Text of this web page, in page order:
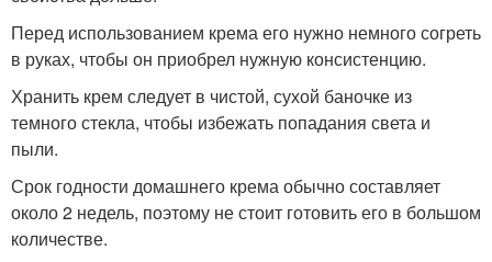
Перед использованием крема его нужно немного согреть
в руках, чтобы он приобрел нужную консистенцию.
Хранить крем следует в чистой, сухой баночке из
темного стекла, чтобы избежать попадания света и
пыли.
Срок годности домашнего крема обычно составляет
около 2 недель, поэтому не стоит готовить его в большом
количестве.